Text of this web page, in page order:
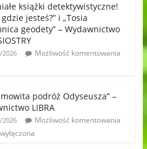
książki detektywistyczne!
gdzie jesteś?” i „Tosia
geodety” – Wydawnictwo
2026
Możliwość komentowania
podróż Odyseusza” –
LIBRA
2026
Możliwość komentowania